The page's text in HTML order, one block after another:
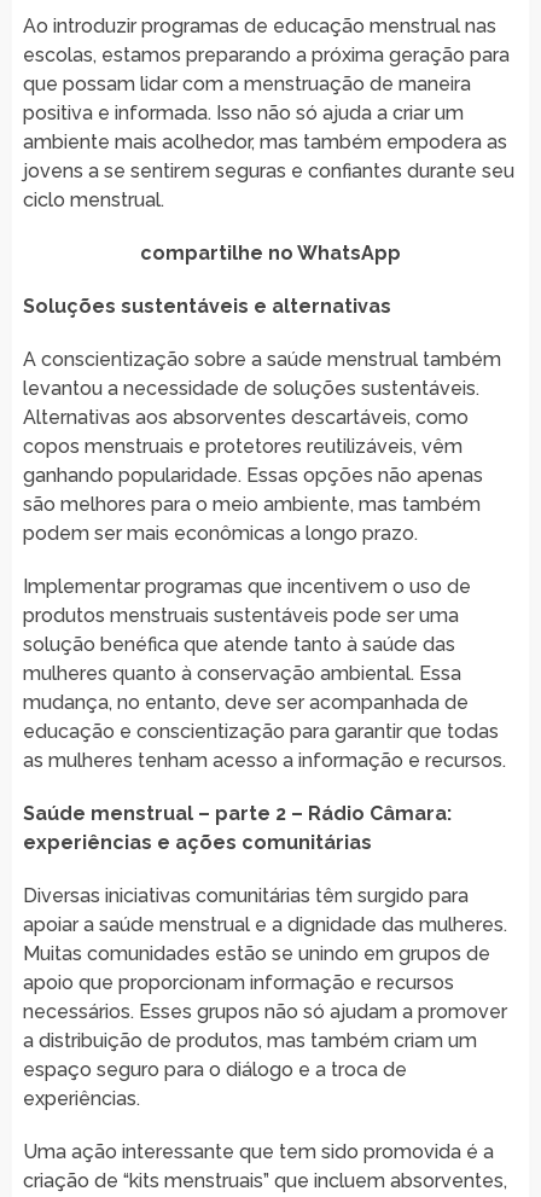
Ao introduzir programas de educação menstrual nas
escolas, estamos preparando a próxima geração para
que possam lidar com a menstruação de maneira
positiva e informada. Isso não só ajuda a criar um
ambiente mais acolhedor, mas também empodera as
jovens a se sentirem seguras e confiantes durante seu
ciclo menstrual.
compartilhe no WhatsApp
Soluções sustentáveis e alternativas
A conscientização sobre a saúde menstrual também
levantou a necessidade de soluções sustentáveis.
Alternativas aos absorventes descartáveis, como
copos menstruais e protetores reutilizáveis, vêm
ganhando popularidade. Essas opções não apenas
são melhores para o meio ambiente, mas também
podem ser mais econômicas a longo prazo.
Implementar programas que incentivem o uso de
produtos menstruais sustentáveis pode ser uma
solução benéfica que atende tanto à saúde das
mulheres quanto à conservação ambiental. Essa
mudança, no entanto, deve ser acompanhada de
educação e conscientização para garantir que todas
as mulheres tenham acesso a informação e recursos.
Saúde menstrual – parte 2 – Rádio Câmara:
experiências e ações comunitárias
Diversas iniciativas comunitárias têm surgido para
apoiar a saúde menstrual e a dignidade das mulheres.
Muitas comunidades estão se unindo em grupos de
apoio que proporcionam informação e recursos
necessários. Esses grupos não só ajudam a promover
a distribuição de produtos, mas também criam um
espaço seguro para o diálogo e a troca de
experiências.
Uma ação interessante que tem sido promovida é a
criação de “kits menstruais” que incluem absorventes,